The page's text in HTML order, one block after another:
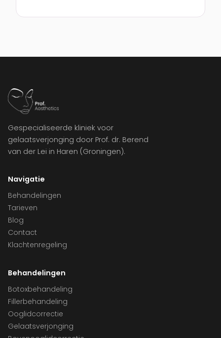
Gespecialiseerde kliniek voor
gelaatsverjonging door Prof. dr. Berend
van der Lei in Haren (Groningen).
Navigatie
Behandelingen
Tarieven
Blog
Contact
Klachtenregeling
Behandelingen
Botoxbehandeling
Fillerbehandeling
Ooglidcorrectie
Gelaatsverjonging